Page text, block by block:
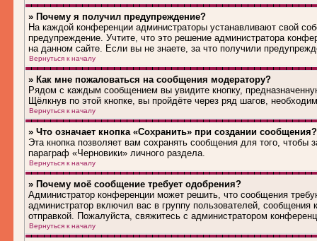
» Почему я получил предупреждение?
На каждой конференции администраторы устанавливают свой
предупреждение. Учтите, что это решение администратора
на данном сайте. Если вы не знаете, за что получили
Вернуться к началу
» Как мне пожаловаться на сообщения модератору?
Рядом с каждым сообщением вы увидите кнопку,
Щёлкнув по этой кнопке, вы пройдёте через ряд шагов,
Вернуться к началу
» Что означает кнопка «Сохранить» при создании сообщения?
Эта кнопка позволяет вам сохранять сообщения для того, чтобы
параграф «Черновики» личного раздела.
Вернуться к началу
» Почему моё сообщение требует одобрения?
Администратор конференции может решить, что сообщения
администратор включил вас в группу пользователей,
отправкой. Пожалуйста, свяжитесь с администратором
Вернуться к началу